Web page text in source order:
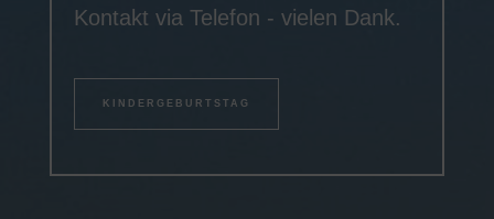
Kontakt via Telefon - vielen Dank.
KINDERGEBURTSTAG